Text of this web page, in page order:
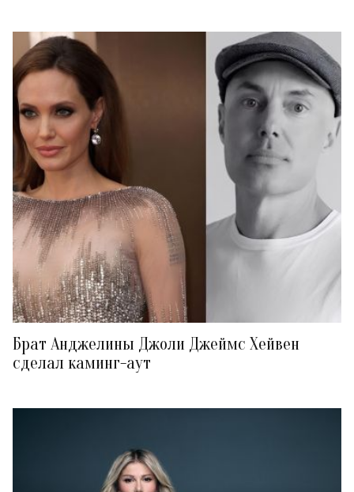
Брат Анджелины Джоли Джеймс Хейвен
сделал каминг-аут